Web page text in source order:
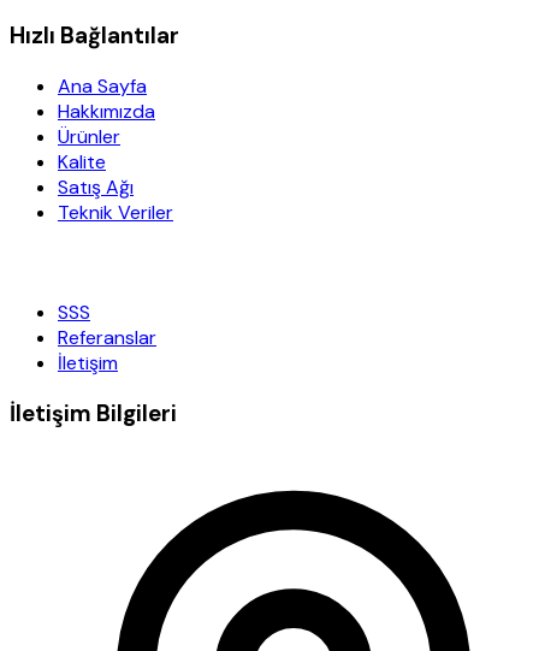
Hızlı Bağlantılar
Ana Sayfa
Hakkımızda
Ürünler
Kalite
Satış Ağı
Teknik Veriler
SSS
Referanslar
İletişim
İletişim Bilgileri